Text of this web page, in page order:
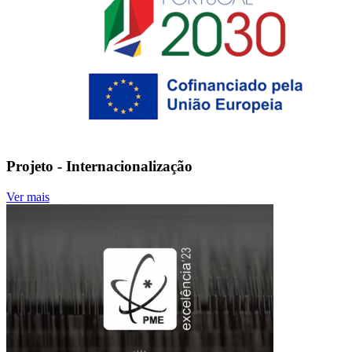
Projeto - Internacionalização
Ver mais